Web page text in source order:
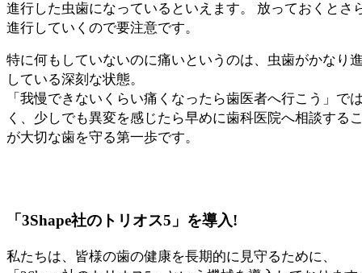
進行した虫歯になっているといえます。 放っておくとさ
進行していくので要注意です。
特に何もしていないのに痛いというのは、虫歯がかなり
している深刻な状態。
「我慢できないくらい痛くなったら歯医者へ行こう」で
く、少しでも異変を感じたら早めに歯科医院へ相談する
が大切な歯を守る第一歩です。
「3Shape社のトリオス5」を導入!
私たちは、皆様の歯の健康を長期的に見守るために、